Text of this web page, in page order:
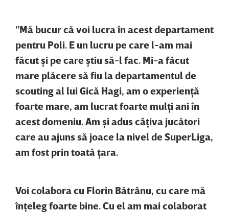
”Mă bucur că voi lucra în acest departament
pentru Poli. E un lucru pe care l-am mai
făcut şi pe care ştiu să-l fac. Mi-a făcut
mare plăcere să fiu la departamentul de
scouting al lui Gică Hagi, am o experienţă
foarte mare, am lucrat foarte mulţi ani în
acest domeniu. Am şi adus câţiva jucători
care au ajuns să joace la nivel de SuperLiga,
am fost prin toată ţara.
Voi colabora cu Florin Bătrânu, cu care mă
înţeleg foarte bine. Cu el am mai colaborat